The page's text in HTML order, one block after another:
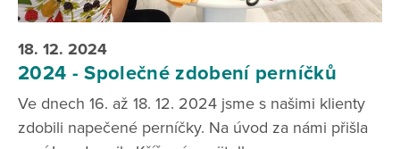
18. 12. 2024
2024 - Společné zdobení perníčků
Ve dnech 16. až 18. 12. 2024 jsme s našimi klienty
zdobili napečené perníčky. Na úvod za námi přišla